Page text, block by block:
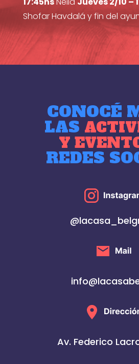
Shofar Havdalá y fin del
CONOCÉ
LAS
Y
REDES
Av. Federico